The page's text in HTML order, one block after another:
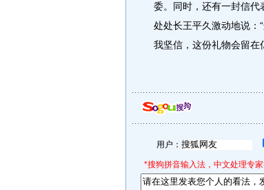
委。同时，还有一封信代
处处长王平久激动地说：
我坚信，这份礼物会留在
用户：
*搜狗拼音输入法，中文处理专